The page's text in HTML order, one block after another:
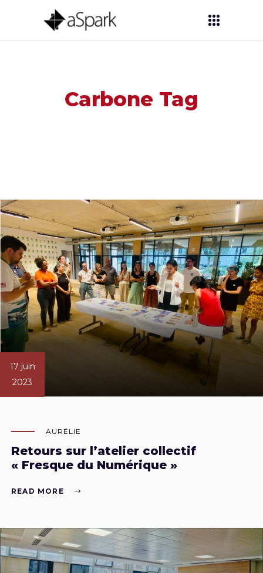
Carbone Tag
17 juin
2023
AURÉLIE
Retours sur l’atelier collectif
« Fresque du Numérique »
READ MORE